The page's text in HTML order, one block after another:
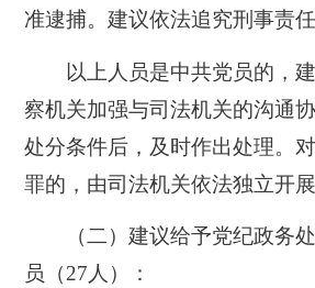
准逮捕。建议依法追究刑事责任
以上人员是中共党员的，建
察机关加强与司法机关的沟通
处分条件后，及时作出处理。
罪的，由司法机关依法独立开展
（二）建议给予党纪政务处
员（27人）：